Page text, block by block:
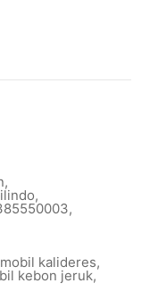
,
,
,
kalideres,
kebon jeruk,